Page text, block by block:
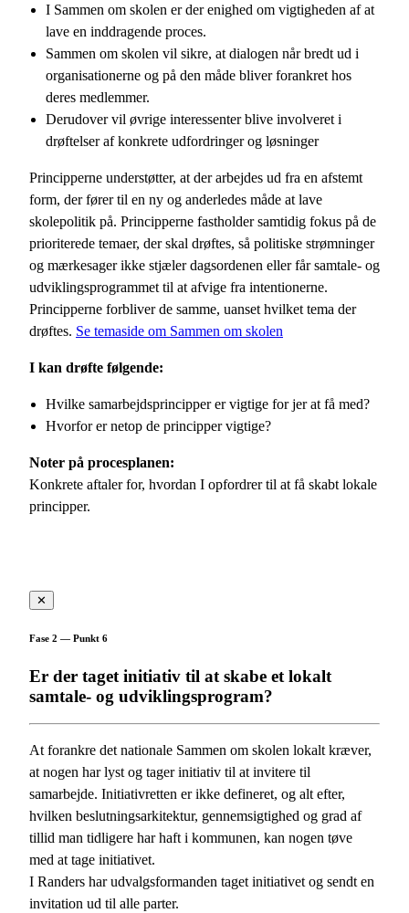
I Sammen om skolen er der enighed om vigtigheden af at
lave en inddragende proces.
Sammen om skolen vil sikre, at dialogen når bredt ud i
organisationerne og på den måde bliver forankret hos
deres medlemmer.
Derudover vil øvrige interessenter blive involveret i
drøftelser af konkrete udfordringer og løsninger
Principperne understøtter, at der arbejdes ud fra en afstemt
form, der fører til en ny og anderledes måde at lave
skolepolitik på. Principperne fastholder samtidig fokus på de
prioriterede temaer, der skal drøftes, så politiske strømninger
og mærkesager ikke stjæler dagsordenen eller får samtale- og
udviklingsprogrammet til at afvige fra intentionerne.
Principperne forbliver de samme, uanset hvilket tema der
drøftes. Se temaside om Sammen om skolen
I kan drøfte følgende:
Hvilke samarbejdsprincipper er vigtige for jer at få med?
Hvorfor er netop de principper vigtige?
Noter på procesplanen:
Konkrete aftaler for, hvordan I opfordrer til at få skabt lokale
principper.
✕
Fase 2 — Punkt 6
Er der taget initiativ til at skabe et lokalt
samtale- og udviklingsprogram?
At forankre det nationale Sammen om skolen lokalt kræver,
at nogen har lyst og tager initiativ til at invitere til
samarbejde. Initiativretten er ikke defineret, og alt efter,
hvilken beslutningsarkitektur, gennemsigtighed og grad af
tillid man tidligere har haft i kommunen, kan nogen tøve
med at tage initiativet.
I Randers har udvalgsformanden taget initiativet og sendt en
invitation ud til alle parter.